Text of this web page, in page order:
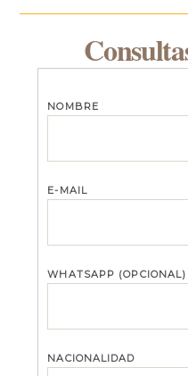
nombre
e-mail
Whatsapp (opcional)
nacionalidad